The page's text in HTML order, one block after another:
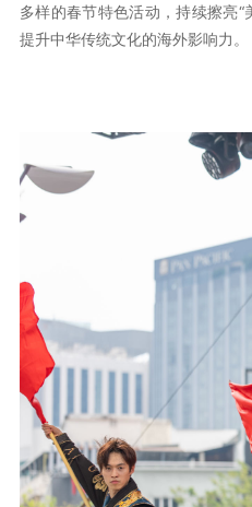
多样的春节特色活动，持续擦亮
提升中华传统文化的海外影响力。